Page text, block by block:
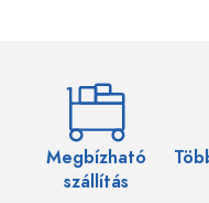
Megbízható
szállítás